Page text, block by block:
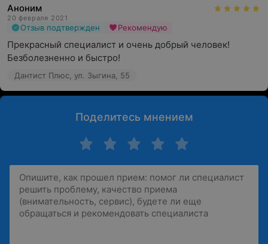
Аноним
20 февраля 2021
Отзыв подтвержден Рекомендую
Прекрасный специалист и очень добрый человек!
Безболезненно и быстро!
Дантист Плюс, ул. Зыгина, 55
Поделитесь мнением